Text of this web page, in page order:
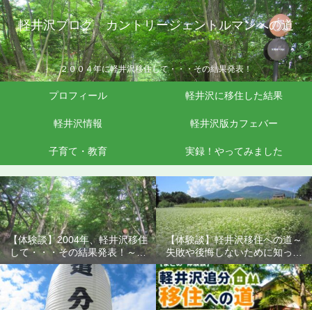
軽井沢ブログ カントリージェントルマンへの道
２００４年に軽井沢移住して・・・その結果発表！
プロフィール 軽井沢に移住した結果
軽井沢情報 軽井沢版カフェバー
子育て・教育 実録！やってみました
【体験談】2004年、軽井沢移住
して・・・その結果発表！～失
敗や後悔しないために知ってお
きたいこと
【体験談】軽井沢移住への道～
失敗や後悔しないために知って
おきたいこと